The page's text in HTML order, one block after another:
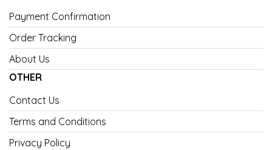
Payment Confirmation
Order Tracking
About Us
OTHER
Contact Us
Terms and Conditions
Privacy Policy